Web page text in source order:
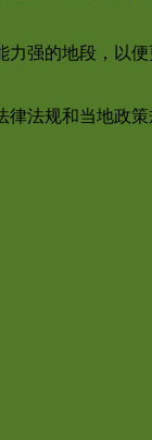
强的地段，以
法规和当地政策